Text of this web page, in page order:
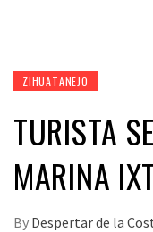
ZIHUATANEJO
TURISTA
MARINA
By Despertar de la